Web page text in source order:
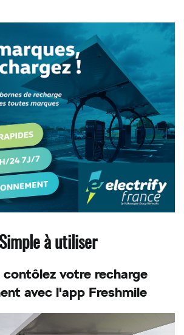
Simple à utiliser
contôlez votre recharge
avec l'app Freshmile